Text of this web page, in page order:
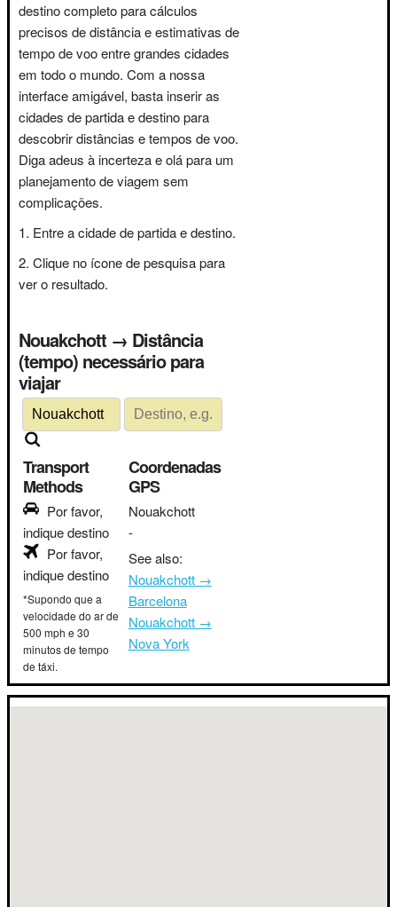
destino completo para cálculos
precisos de distância e estimativas de
tempo de voo entre grandes cidades
em todo o mundo. Com a nossa
interface amigável, basta inserir as
cidades de partida e destino para
descobrir distâncias e tempos de voo.
Diga adeus à incerteza e olá para um
planejamento de viagem sem
complicações.
Entre a cidade de partida e destino.
Clique no ícone de pesquisa para
ver o resultado.
Nouakchott → Distância
(tempo) necessário para
viajar
Transport
Methods
Por favor,
indique destino
Por favor,
indique destino
*Supondo que a
velocidade do ar de
500 mph e 30
minutos de tempo
de táxi.
Coordenadas
GPS
Nouakchott
-
See also:
Nouakchott →
Barcelona
Nouakchott →
Nova York